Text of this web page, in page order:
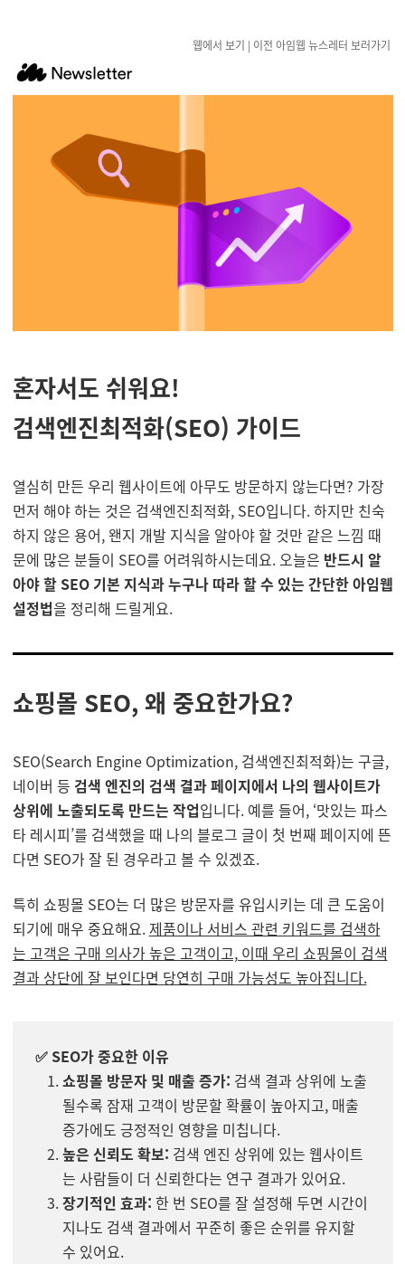
웹에서 보기 | 이전 아임웹 뉴스레터 보러가기
혼자서도 쉬워요!
검색엔진최적화(SEO) 가이드
열심히 만든 우리 웹사이트에 아무도 방문하지 않는다면? 가장
먼저 해야 하는 것은 검색엔진최적화, SEO입니다. 하지만 친숙
하지 않은 용어, 왠지 개발 지식을 알아야 할 것만 같은 느낌 때
문에 많은 분들이 SEO를 어려워하시는데요. 오늘은 반드시 알
아야 할 SEO 기본 지식과 누구나 따라 할 수 있는 간단한 아임웹
설정법을 정리해 드릴게요.
쇼핑몰 SEO, 왜 중요한가요?
SEO(Search Engine Optimization, 검색엔진최적화)는 구글,
네이버 등 검색 엔진의 검색 결과 페이지에서 나의 웹사이트가
상위에 노출되도록 만드는 작업입니다. 예를 들어, ‘맛있는 파스
타 레시피’를 검색했을 때 나의 블로그 글이 첫 번째 페이지에 뜬
다면 SEO가 잘 된 경우라고 볼 수 있겠죠.
특히 쇼핑몰 SEO는 더 많은 방문자를 유입시키는 데 큰 도움이
되기에 매우 중요해요.제품이나 서비스 관련 키워드를 검색하
는 고객은 구매 의사가 높은 고객이고, 이때 우리 쇼핑몰이 검색
결과 상단에 잘 보인다면 당연히 구매 가능성도 높아집니다.
✅ SEO가 중요한 이유
쇼핑몰 방문자 및 매출 증가: 검색 결과 상위에 노출
될수록 잠재 고객이 방문할 확률이 높아지고, 매출
증가에도 긍정적인 영향을 미칩니다.
높은 신뢰도 확보: 검색 엔진 상위에 있는 웹사이트
는 사람들이 더 신뢰한다는 연구 결과가 있어요.
장기적인 효과: 한 번 SEO를 잘 설정해 두면 시간이
지나도 검색 결과에서 꾸준히 좋은 순위를 유지할
수 있어요.